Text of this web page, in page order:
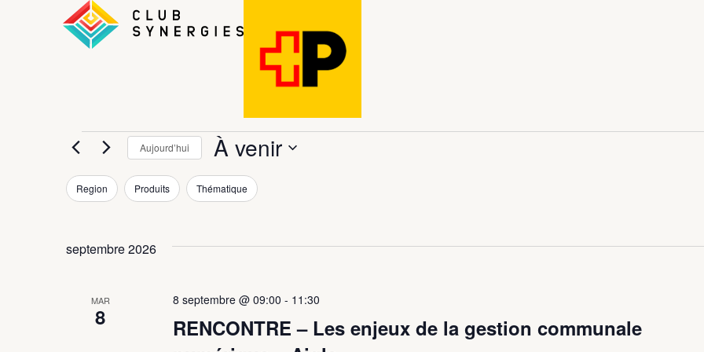
Aujourd’hui À venir
une
date.
Filtres
La
modification
des
formulaire
Region Produits Thématique
septembre 2026
MAR
8
RENCONTRE – Les enjeux de la gestion communale
8 septembre @ 09:00 - 11:30